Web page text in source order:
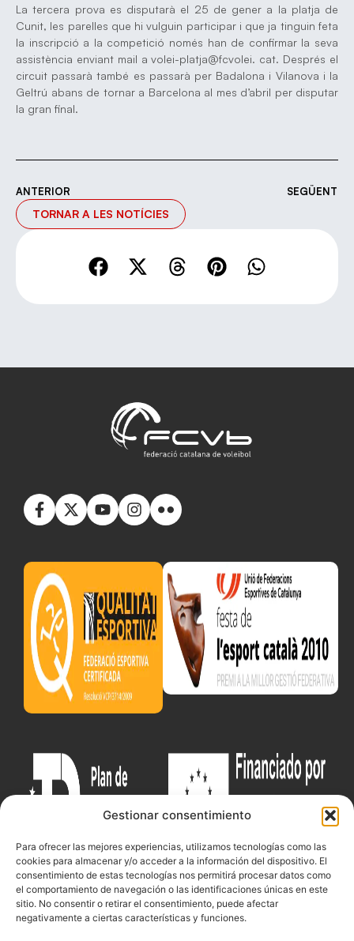
Gestionar consentimiento
Para ofrecer las mejores experiencias, utilizamos tecnologías como las
cookies para almacenar y/o acceder a la información del dispositivo. El
consentimiento de estas tecnologías nos permitirá procesar datos como
el comportamiento de navegación o las identificaciones únicas en este
sitio. No consentir o retirar el consentimiento, puede afectar
negativamente a ciertas características y funciones.
La tercera prova es disputarà el 25 de gener a la platja de
Cunit, les parelles que hi vulguin participar i que ja tinguin feta
la inscripció a la competició només han de confirmar la seva
assistència enviant mail a volei-platja@fcvolei. cat. Després el
circuit passarà també es passarà per Badalona i Vilanova i la
Geltrú abans de tornar a Barcelona al mes d’abril per disputar
la gran final.
ANTERIOR SEGÜENT
TORNAR A LES NOTÍCIES
CompeticionsDocumentacio